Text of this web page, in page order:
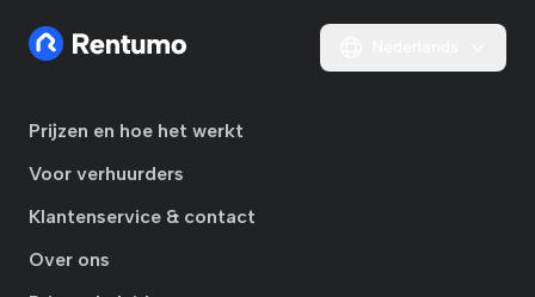
Prijzen en hoe het werkt
Voor verhuurders
Klantenservice & contact
Over ons